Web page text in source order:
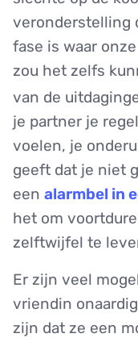
veronderstelling
fase is waar
zou het zelfs
van de
je partner je
voelen, je
geeft dat je niet
een alarmbel in
het om
zelftwijfel te
Er zijn veel
vriendin
zijn dat ze een